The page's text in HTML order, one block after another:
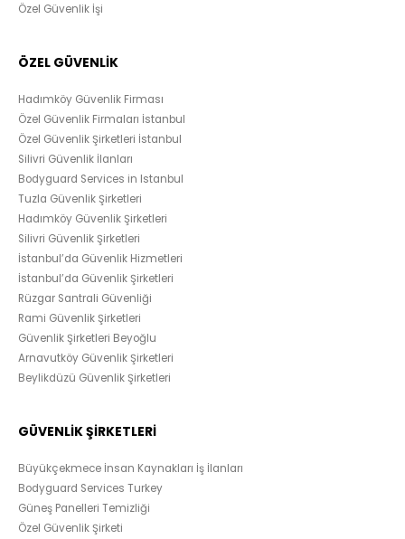
Özel Güvenlik İşi
ÖZEL GÜVENLİK
Hadımköy Güvenlik Firması
Özel Güvenlik Firmaları İstanbul
Özel Güvenlik Şirketleri İstanbul
Silivri Güvenlik İlanları
Bodyguard Services in Istanbul
Tuzla Güvenlik Şirketleri
Hadımköy Güvenlik Şirketleri
Silivri Güvenlik Şirketleri
İstanbul’da Güvenlik Hizmetleri
İstanbul’da Güvenlik Şirketleri
Rüzgar Santrali Güvenliği
Rami Güvenlik Şirketleri
Güvenlik Şirketleri Beyoğlu
Arnavutköy Güvenlik Şirketleri
Beylikdüzü Güvenlik Şirketleri
GÜVENLİK ŞİRKETLERİ
Büyükçekmece İnsan Kaynakları İş İlanları
Bodyguard Services Turkey
Güneş Panelleri Temizliği
Özel Güvenlik Şirketi